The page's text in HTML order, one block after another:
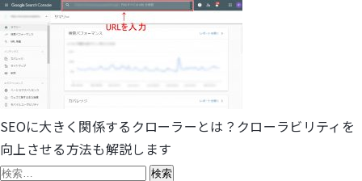
投
稿
SEOに大きく関係するクローラーとは？クローラビリティを
向上させる方法も解説します
検